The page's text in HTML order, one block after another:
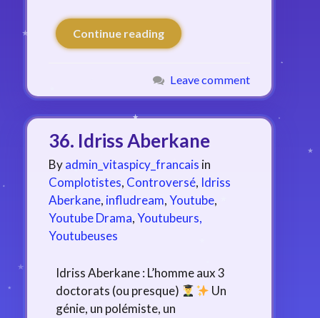
Continue reading
Leave comment
36. Idriss Aberkane
Byadmin_vitaspicy_francais in
Complotistes, Controversé, Idriss
Aberkane, infludream,Youtube,
Youtube Drama,Youtubeurs,
Youtubeuses
Idriss Aberkane : L’homme aux 3
doctorats (ou presque)
Un
génie, un polémiste, un